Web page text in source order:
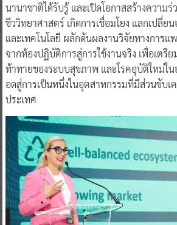
นานาชาติได้รับรู้ และเปิดโอกาสสร้างความ
ชีววิทยาศาสตร์ เกิดการเชื่อมโยง แลกเปลี่ย
และเทคโนโลยี ผลักดันผลงานวิจัยทางการ
จากห้องปฏิบัติการสู่การใช้งานจริง เพื่อเตรี
ท้าทายของระบบสุขภาพ และโรคอุบัติใหม่ใ
อดสู่การเป็นหนึ่งในอุตสาหกรรมที่มีส่วนขับเ
ประเทศ